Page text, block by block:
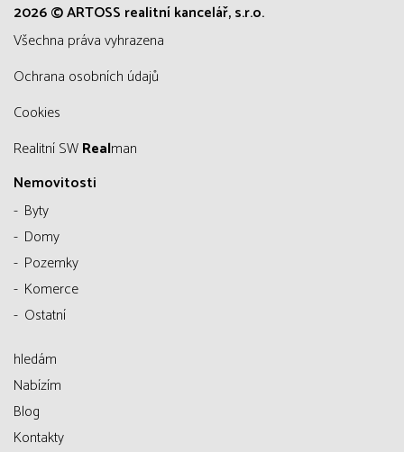
2026 © ARTOSS realitní kancelář, s.r.o.
všechna práva vyhrazena
Ochrana osobních údajů
Cookies
Realitní SWRealman
Nemovitosti
Byty
Domy
Pozemky
Komerce
Ostatní
hledám
Nabízím
Blog
Kontakty